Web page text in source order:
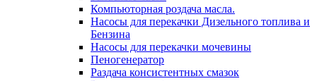
Компьюторная роздача масла.
Насосы для перекачки Дизельного топлива и
Бензина
Насосы для перекачки мочевины
Пеногенератор
Раздача консистентных смазок